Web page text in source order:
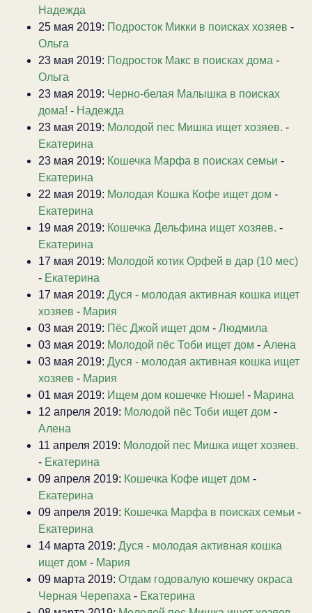
Надежда
25 мая 2019: Подросток Микки в поисках хозяев -
Ольга
23 мая 2019: Подросток Макс в поисках дома -
Ольга
23 мая 2019: Черно-белая Малышка в поисках
дома! - Надежда
23 мая 2019: Молодой пес Мишка ищет хозяев. -
Екатерина
23 мая 2019: Кошечка Марфа в поисках семьи -
Екатерина
22 мая 2019: Молодая Кошка Кофе ищет дом -
Екатерина
19 мая 2019: Кошечка Дельфина ищет хозяев. -
Екатерина
17 мая 2019: Молодой котик Орфей в дар (10 мес)
- Екатерина
17 мая 2019: Дуся - молодая активная кошка ищет
хозяев - Мария
03 мая 2019: Пёс Джой ищет дом - Людмила
03 мая 2019: Молодой пёс Тоби ищет дом - Алена
03 мая 2019: Дуся - молодая активная кошка ищет
хозяев - Мария
01 мая 2019: Ищем дом кошечке Нюше! - Марина
12 апреля 2019: Молодой пёс Тоби ищет дом -
Алена
11 апреля 2019: Молодой пес Мишка ищет хозяев.
- Екатерина
09 апреля 2019: Кошечка Кофе ищет дом -
Екатерина
09 апреля 2019: Кошечка Марфа в поисках семьи -
Екатерина
14 марта 2019: Дуся - молодая активная кошка
ищет дом - Мария
09 марта 2019: Отдам годовалую кошечку окраса
Черная Черепаха - Екатерина